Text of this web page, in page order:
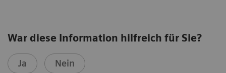
War diese Information hilfreich für Sie?
Ja Nein